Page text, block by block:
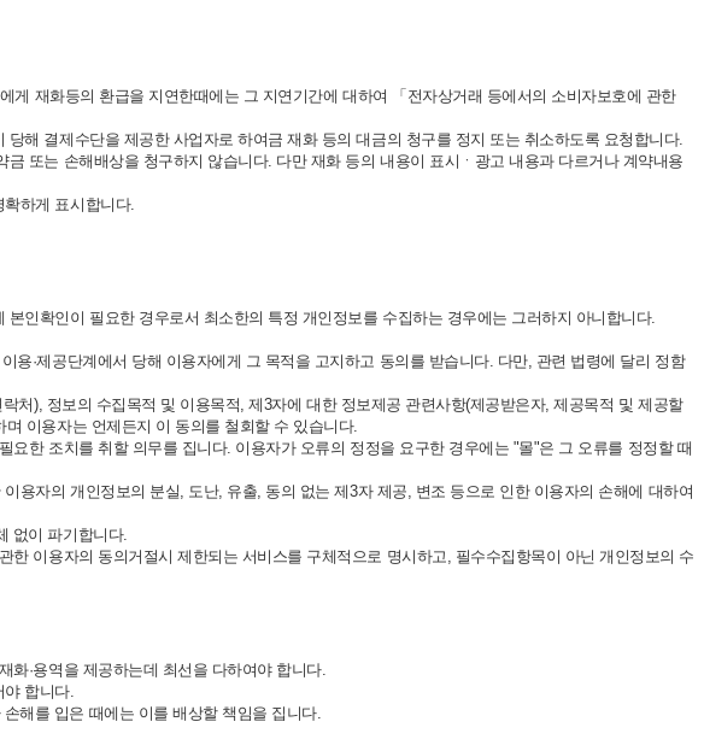
재화등의 환급을 지연한때에는 그 지연기간에 대하여 「전자상거래 등에서의 소비자보호에 관한
해 결제수단을 제공한 사업자로 하여금 재화 등의 대금의 청구를 정지 또는 취소하도록 요청합니다.
또는 손해배상을 청구하지 않습니다. 다만 재화 등의 내용이 표시ㆍ광고 내용과 다르거나 계약내용
하게 표시합니다.
인확인이 필요한 경우로서 최소한의 특정 개인정보를 수집하는 경우에는 그러하지 아니합니다.
·제공단계에서 당해 이용자에게 그 목적을 고지하고 동의를 받습니다. 다만, 관련 법령에 달리 정함
), 정보의 수집목적 및 이용목적, 제3자에 대한 정보제공 관련사항(제공받은자, 제공목적 및 제공할
이용자는 언제든지 이 동의를 철회할 수 있습니다.
한 조치를 취할 의무를 집니다. 이용자가 오류의 정정을 요구한 경우에는 "몰"은 그 오류를 정정할 때
용자의 개인정보의 분실, 도난, 유출, 동의 없는 제3자 제공, 변조 등으로 인한 이용자의 손해에 대하여
없이 파기합니다.
한 이용자의 동의거절시 제한되는 서비스를 구체적으로 명시하고, 필수수집항목이 아닌 개인정보의 수
·용역을 제공하는데 최선을 다하여야 합니다.
야 합니다.
해를 입은 때에는 이를 배상할 책임을 집니다.